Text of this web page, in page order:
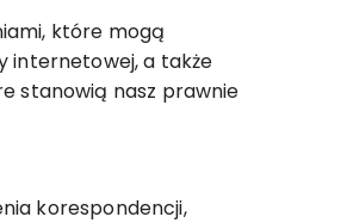
które mogą
internetowej, a także
stanowią nasz prawnie
korespondencji,